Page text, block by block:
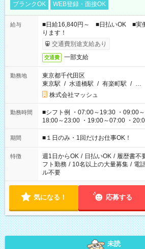
ブランクOK
WEB登録・面接OK
給与
■日給16,840円～ ■日払いOK ■実
ります！
交通費別途支給あり
交通費 一部支給
勤務地
東京都千代田区
東京駅 / 水道橋駅 / 有楽町駅 / …
株式会社マッシュ
勤務時間
■シフト例 ・07:00～19:30 ・09:00
18:00～23:00 ・19:00～07:00 ・
etc ★最短で3時間で5,120円のお仕事から 15時間で2万円近く稼
げるお仕事も！ ご希望のお時間に合わせてご紹介！ ※シフトは
ください！
期間 ■１日のみ・1回だけお仕事OK！
特徴 週1日からOK / 日払いOK / 履歴書不
フト勤務 / 10名以上の大量募集 / 電
ル不要
気になる！ 応募する
未読